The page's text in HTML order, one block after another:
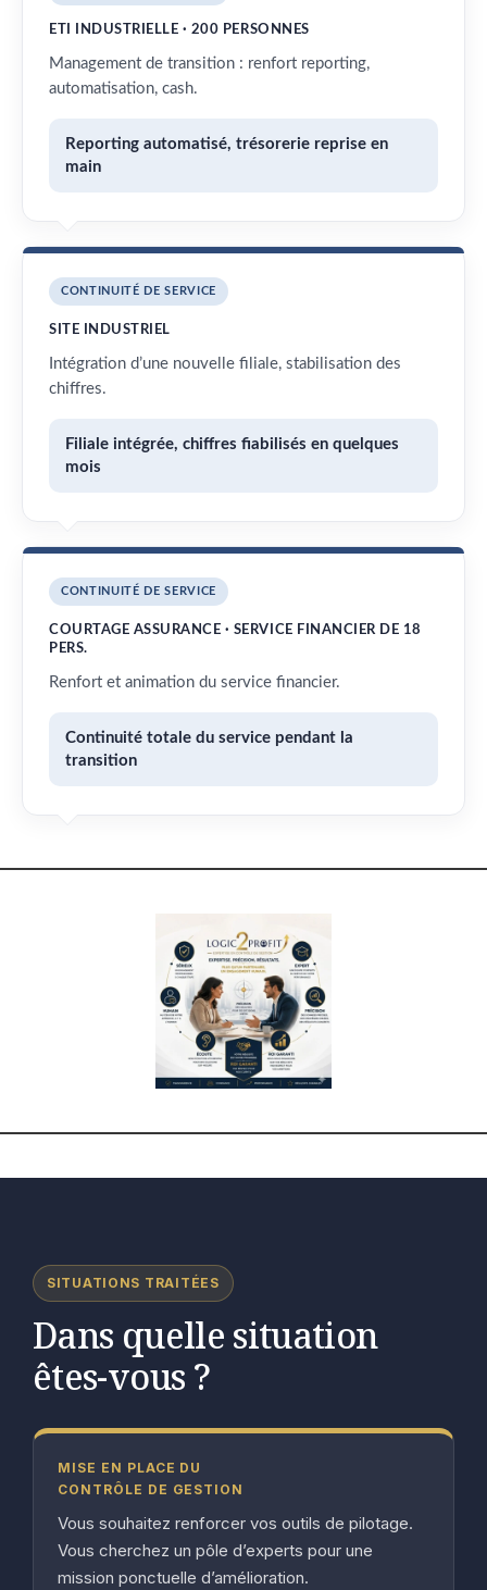
ETI INDUSTRIELLE · 200 PERSONNES
Management de transition : renfort reporting,
automatisation, cash.
Reporting automatisé, trésorerie reprise en
main
CONTINUITÉ DE SERVICE
SITE INDUSTRIEL
Intégration d’une nouvelle filiale, stabilisation des
chiffres.
Filiale intégrée, chiffres fiabilisés en quelques
mois
CONTINUITÉ DE SERVICE
COURTAGE ASSURANCE · SERVICE FINANCIER DE 18
PERS.
Renfort et animation du service financier.
Continuité totale du service pendant la
transition
SITUATIONS TRAITÉES
Dans quelle situation
êtes-vous ?
MISE EN PLACE DU
CONTRÔLE DE GESTION
Vous souhaitez renforcer vos outils de pilotage.
Vous cherchez un pôle d’experts pour une
mission ponctuelle d’amélioration.